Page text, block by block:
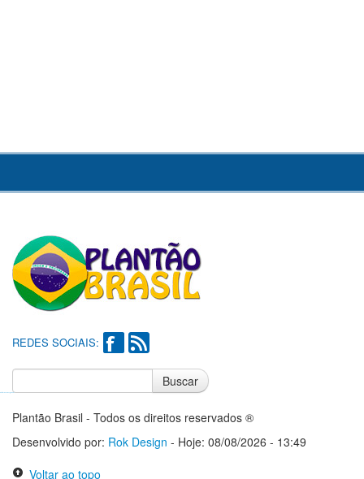
REDES SOCIAIS:
Buscar
Plantão Brasil - Todos os direitos reservados ®
Desenvolvido por: Rok Design - Hoje: 08/08/2026 - 13:49
Voltar ao topo